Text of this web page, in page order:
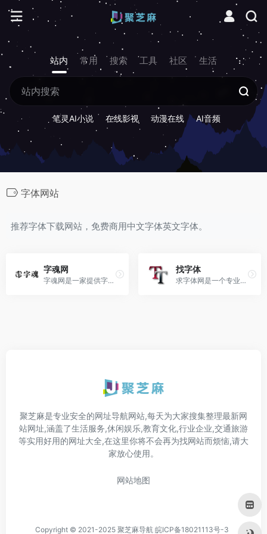
站内 常用 搜索 工具 社区 生活
笔灵AI小说 在线影视 动漫在线 AI音频
字体网站
推荐字体下载网站，免费商用中文字体英文字体。
字魂网
字魂网是一家提供字体服务的网站，包括商用字体授权、免费字体下载、字体定制和在线转换工具。 字体授权：提供清晰商用授权方案，规避版权风险。 免费字体：收录多款免费可商用字体，满足基础需求。 定制服务：支持企业或个人字体定制，打造专属品牌标识。 在线工具：提供字体转换器，方便预览和生成效果。 适合设计师、企业品牌方及需要合规使用字体的内容创作者。 优...
找字体
求字体网是一个专业的字体识别与下载服务平台，用户上传图片即可匹配字体，并提供字体下载链接与使用指引。 AI图片识别：上传含字体的图片，系统自动识别字体名称、风格及相似字体。 海量字体库：收录中英文免费及商用字体，支持按风格、语言分类浏览。 社区互动求助：用户可发布字体识别请求，由其他网友协助解答。 下载指引：提供字体下载源及安装教程，部分字体附带商用授权说明。 适用人...
聚芝麻是专业安全的网址导航网站,每天为大家搜集整理最新网
站网址,涵盖了生活服务,休闲娱乐,教育文化,行业企业,交通旅游
等实用好用的网址大全,在这里你将不会再为找网站而烦恼,请大
家放心使用。
网站地图
Copyright © 2021-2025 聚芝麻导航 皖ICP备18021113号-3